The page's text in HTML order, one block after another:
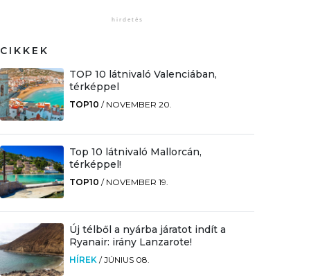
CIKKEK
TOP 10 látnivaló Valenciában,
térképpel
TOP10 / NOVEMBER 20.
Top 10 látnivaló Mallorcán,
térképpel!
TOP10 / NOVEMBER 19.
Új télből a nyárba járatot indít a
Ryanair: irány Lanzarote!
HÍREK /JÚNIUS 08.